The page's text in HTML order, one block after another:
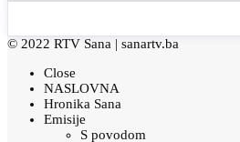
© 2022 RTV Sana | sanartv.ba
Close
NASLOVNA
Hronika Sana
Emisije
S povodom